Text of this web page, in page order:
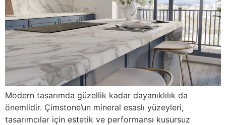
Modern tasarımda güzellik kadar dayanıklılık da
önemlidir. Çimstone’un mineral esaslı yüzeyleri,
tasarımcılar için estetik ve performansı kusursuz